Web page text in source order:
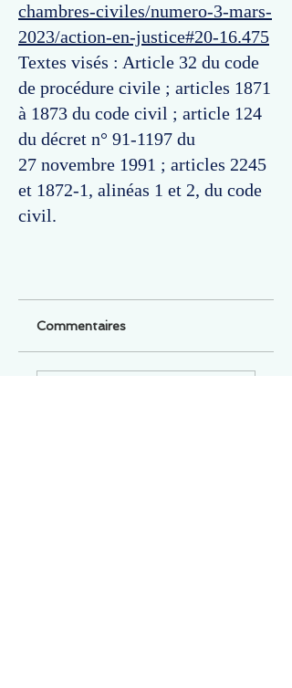
chambres-civiles/numero-3-mars-
2023/action-en-justice#20-16.475
Textes visés : Article 32 du code
de procédure civile ; articles 1871
à 1873 du code civil ; article 124
du décret n° 91-1197 du
27 novembre 1991 ; articles 2245
et 1872-1, alinéas 1 et 2, du code
civil.
Commentaires